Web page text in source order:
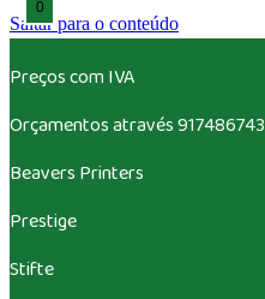
Saltar para o conteúdo
Preços com IVA
Orçamentos através 917486743
Beavers Printers
Prestige
Stifte
0